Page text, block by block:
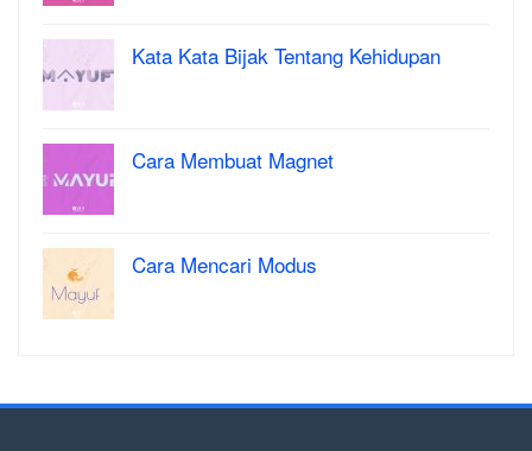
Kata Kata Bijak Tentang Kehidupan
Cara Membuat Magnet
Cara Mencari Modus